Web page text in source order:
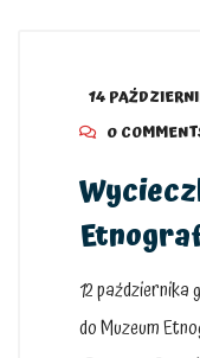
14
0
12
do Muzeum